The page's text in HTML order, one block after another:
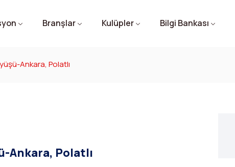
Branşlar Kulüpler Bilgi Bankası
Ankara, Polatlı
Ankara, Polatlı